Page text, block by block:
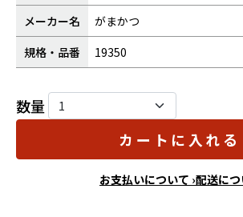
メーカー名
がまかつ
規格・品番
19350
数量
カートに入れる
お支払いについて ›配送につ